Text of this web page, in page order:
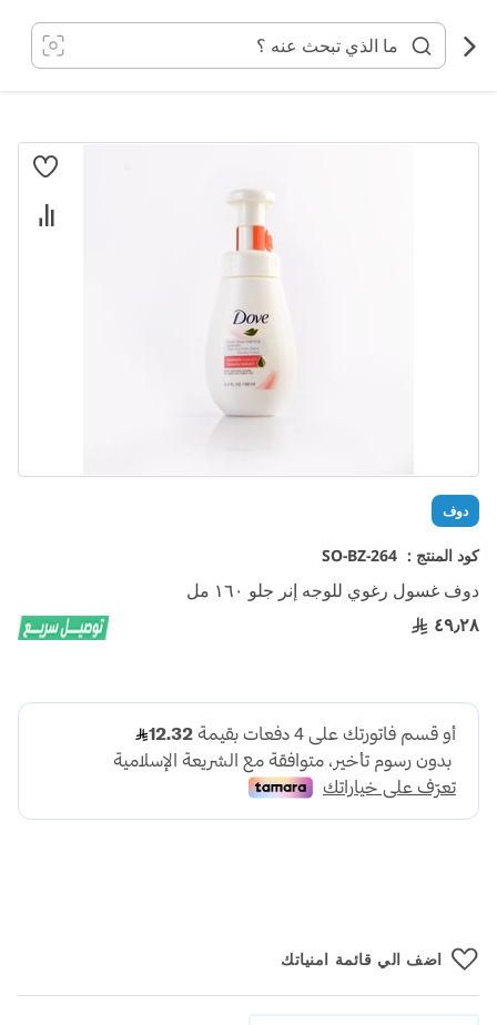
المحتوى
دوف
كود المنتج : SO-BZ-264
دوف غسول رغوي للوجه إنر جلو ١٦٠ مل
٤٩٫٢٨
اضف الي قائمة امنياتك
انتقل
تخطي
إلى
بداية
معرض
الصور